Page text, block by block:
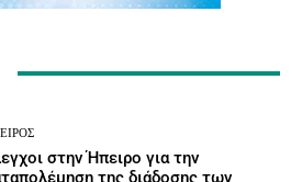
στην Ήπειρο για την
της διάδοσης των